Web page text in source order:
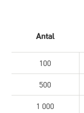
Antal
100
500
1 000